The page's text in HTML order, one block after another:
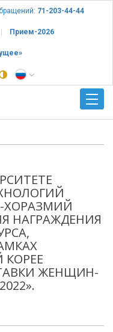
71-203-44-44
Прием-2026
НАГРАЖДЕНИЯ
ЖЕНЩИН-